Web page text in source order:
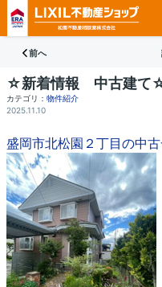
前へ
☆新着情報 中古建て
カテゴリ： 物件紹介
2025.11.10
盛岡市北松園２丁目の中